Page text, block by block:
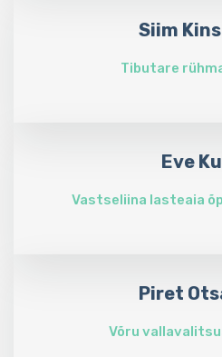
Siim
Tibutare
Eve
Vastseliina lasteaia
Piret
Võru